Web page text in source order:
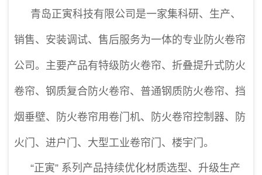
青岛正寅科技有限公司是一家集科研、生产、
销售、安装调试、售后服务为一体的专业防火卷帘
公司。主要产品有特级防火卷帘、折叠提升式防火
卷帘、钢质复合防火卷帘、普通钢质防火卷帘、挡
烟垂壁、防火卷帘用卷门机、防火卷帘控制器、防
火门、进户门、大型工业卷帘门、楼宇门。
“正寅” 系列产品持续优化材质选型、升级生产